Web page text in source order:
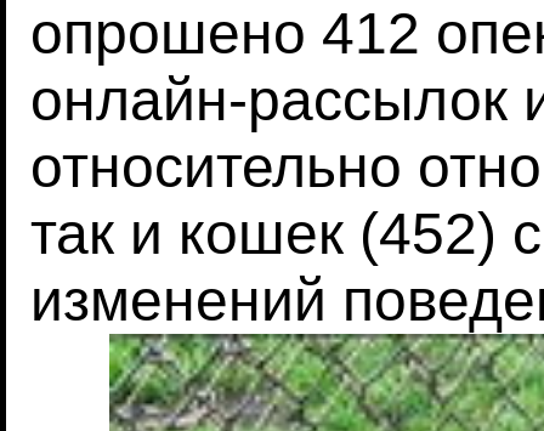
опрошено 412
онлайн-рассылок
относительно
так и кошек (452)
изменений